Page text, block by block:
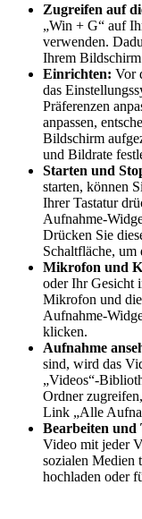
Zugreifen auf
„Win + G“ auf
verwenden.
Ihrem
Einrichten: Vor
das
Präferenzen
anpassen,
Bildschirm
und Bildrate
Starten und
starten, können
Ihrer Tastatur
Aufnahme-
Drücken Sie
Schaltfläche, um
Mikrofon und
oder Ihr Gesicht
Mikrofon und
Aufnahme-
klicken.
Aufnahme
sind, wird das
„Videos“-
Ordner
Link „Alle
Bearbeiten und
Video mit jeder
sozialen Medien
hochladen oder